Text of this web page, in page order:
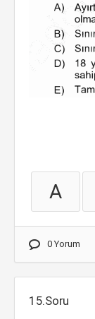
A
0 Yorum
15.Soru